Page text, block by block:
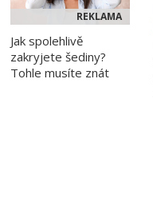
REKLAMA
Jak spolehlivě
zakryjete šediny?
Tohle musíte znát